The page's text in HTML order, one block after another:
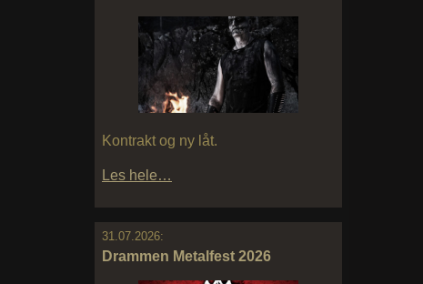
Kontrakt og ny låt.
Les hele…
31.07.2026:
Drammen Metalfest 2026